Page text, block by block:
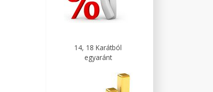
14, 18 Karátból
egyaránt